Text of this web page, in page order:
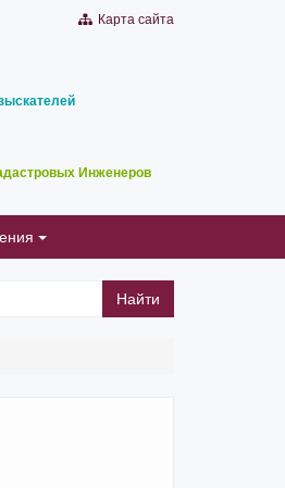
Карта сайта
Инженеров
Найти